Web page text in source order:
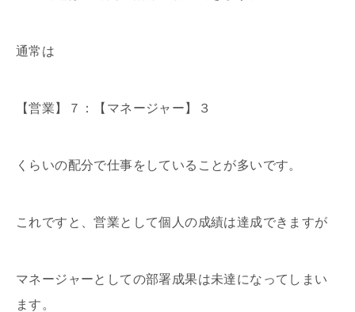
通常は
【営業】７：【マネージャー】３
くらいの配分で仕事をしていることが多いです。
これですと、営業として個人の成績は達成できますが
マネージャーとしての部署成果は未達になってしまい
ます。